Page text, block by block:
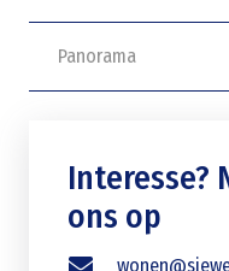
Panorama
Interesse?
ons op